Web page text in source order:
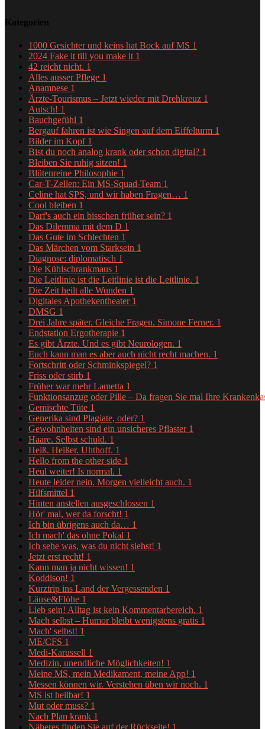
Kategorien
1000 Gesichter und keins hat Bock auf MS 1
2024 Fake it till you make it 1
42 reicht nicht. 1
Alles ausser Pflege 1
Anamnese 1
Ärzte-Tourismus – Jetzt wieder mit Drehkreuz 1
Autsch! 1
Bauchgefühl 1
Bergauf fahren ist wie Singen auf dem Eiffelturm 1
Bilder im Kopf 1
Bist du noch analog krank oder schon digital? 1
Bleiben Sie ruhig sitzen! 1
Blütenreine Philosophie 1
Car-T-Zellen: Ein MS-Squad-Team 1
Celine hat SPS, und wir haben Fragen… 1
Cool bleiben 1
Darf's auch ein bisschen früher sein? 1
Das Dilemma mit dem D 1
Das Gute im Schlechten 1
Das Märchen vom Starksein 1
Diagnose: diplomatisch 1
Die Kühlschrankmaus 1
Die Leitlinie ist die Leitlinie ist die Leitlinie. 1
Die Zeit heilt alle Wunden 1
Digitales Apothekentheater 1
DMSG 1
Drei Jahre später. Gleiche Fragen. Simone Ferner. 1
Endstation Ergotherapie 1
Es gibt Ärzte. Und es gibt Neurologen. 1
Euch kann man es aber auch nicht recht machen. 1
Fortschritt oder Schminkspiegel? 1
Friss oder stirb 1
Früher war mehr Lametta 1
Funktionsanzug oder Pille – Da fragen Sie mal Ihre
Gemischte Tüte 1
Generika sind Plagiate, oder? 1
Gewohnheiten sind ein unsicheres Pflaster 1
Haare. Selbst schuld. 1
Heiß. Heißer. Uhthoff. 1
Hello from the other side 1
Heul weiter! Is normal. 1
Heute leider nein. Morgen vielleicht auch. 1
Hilfsmittel 1
Hinten anstellen ausgeschlossen 1
Hör' mal, wer da forscht! 1
Ich bin übrigens auch da… 1
Ich mach' das ohne Pokal 1
Ich sehe was, was du nicht siehst! 1
Jetzt erst recht! 1
Kann man ja nicht wissen! 1
Koddison! 1
Kurztrip ins Land der Vergessenden 1
Läuse&Flöhe 1
Lieb sein! Alltag ist kein Kommentarbereich. 1
Mach selbst – Humor bleibt wenigstens gratis 1
Mach' selbst! 1
ME/CFS 1
Medi-Karussell 1
Medizin, unendliche Möglichkeiten! 1
Meine MS, mein Medikament, meine App! 1
Messen können wir. Verstehen üben wir noch. 1
MS ist heilbar! 1
Mut oder muss? 1
Nach Plan krank 1